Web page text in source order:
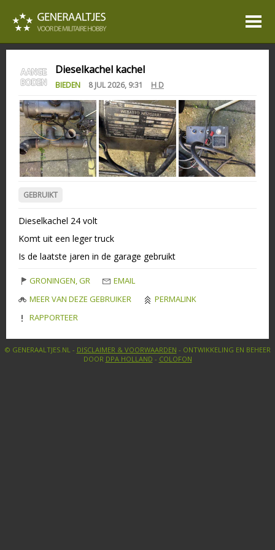
Dieselkachel kachel
BIEDEN 8 JUL 2026, 9:31 H D
GEBRUIKT
Dieselkachel 24 volt
Komt uit een leger truck
Is de laatste jaren in de garage gebruikt
GRONINGEN, GR
EMAIL
MEER VAN DEZE GEBRUIKER
PERMALINK
RAPPORTEER
© GENERAALTJES.NL - DISCLAIMER & VOORWAARDEN - ONTWIKKELING EN BEHEER
DOOR DPA HOLLAND - COLOFON